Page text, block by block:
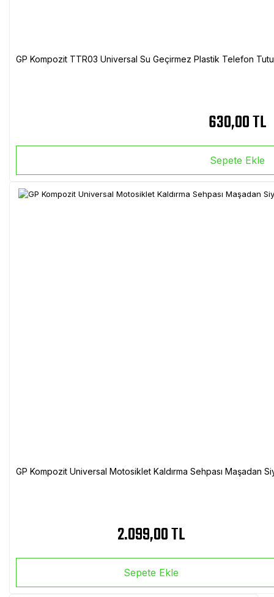
GP Kompozit TTR03 Universal Su Geçirmez Plastik Telefon
630,00 TL
Sepete Ekle
GP Kompozit Universal Motosiklet Kaldırma Sehpası Maşadan
2.099,00 TL
Sepete Ekle